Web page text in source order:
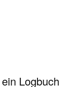
Logbuch